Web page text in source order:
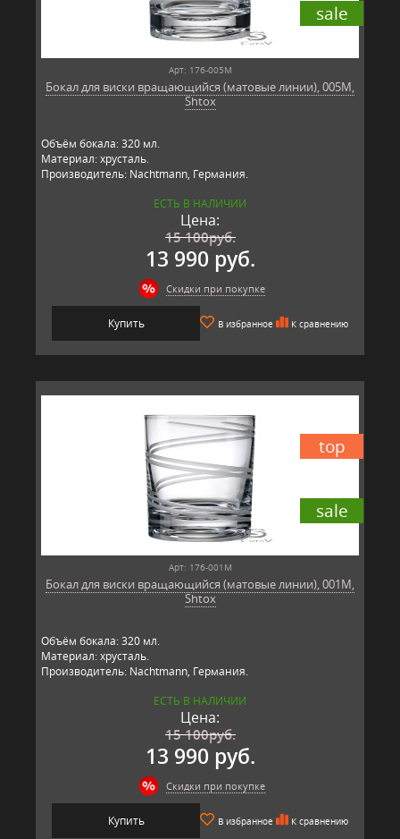
sale
Арт: 176-005M
Бокал для виски вращающийся (матовые линии), 005M,
Shtox
Объём бокала: 320 мл.
Материал: хрусталь.
Производитель: Nachtmann, Германия.
ЕСТЬ В НАЛИЧИИ
Цена:
15 100руб.
13 990 руб.
Скидки при покупке
Купить В избранное К сравнению
sale
top
Арт: 176-001M
Бокал для виски вращающийся (матовые линии), 001M,
Shtox
Объём бокала: 320 мл.
Материал: хрусталь.
Производитель: Nachtmann, Германия.
ЕСТЬ В НАЛИЧИИ
Цена:
15 100руб.
13 990 руб.
Скидки при покупке
Купить В избранное К сравнению